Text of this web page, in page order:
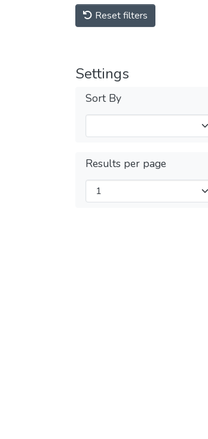
Reset filters
Settings
Sort By
Results per page